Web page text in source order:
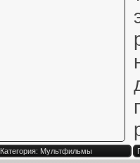
Категория: Мультфильмы